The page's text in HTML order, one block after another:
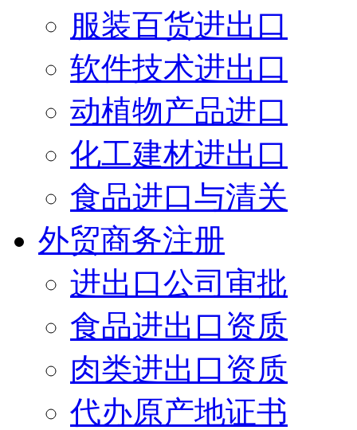
服装百货进出口
软件技术进出口
动植物产品进口
化工建材进出口
食品进口与清关
外贸商务注册
进出口公司审批
食品进出口资质
肉类进出口资质
代办原产地证书